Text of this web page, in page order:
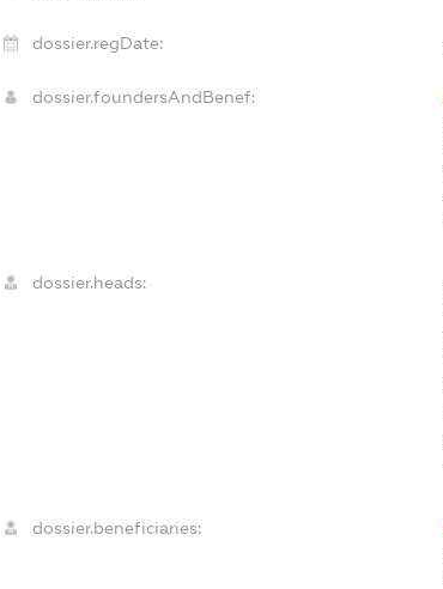
dossier.regDate:
dossier.foundersAndBenef:
dossier.heads:
dossier.beneficiaries: